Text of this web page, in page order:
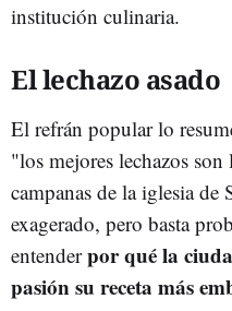
institución culinaria.
El lechazo asado
El refrán popular lo
"los mejores lechazos son
campanas de la iglesia de
exagerado, pero basta
entenderpor qué la
pasión su receta más